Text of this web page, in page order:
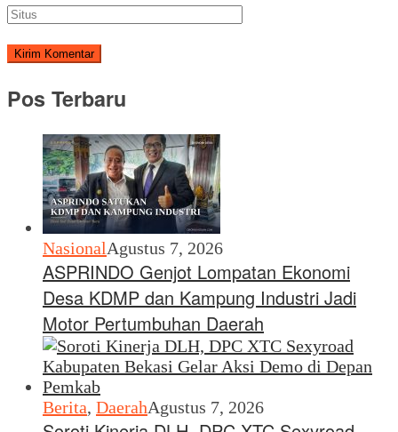
Pos Terbaru
NasionalAgustus 7, 2026
ASPRINDO Genjot Lompatan Ekonomi
Desa KDMP dan Kampung Industri Jadi
Motor Pertumbuhan Daerah
Berita, DaerahAgustus 7, 2026